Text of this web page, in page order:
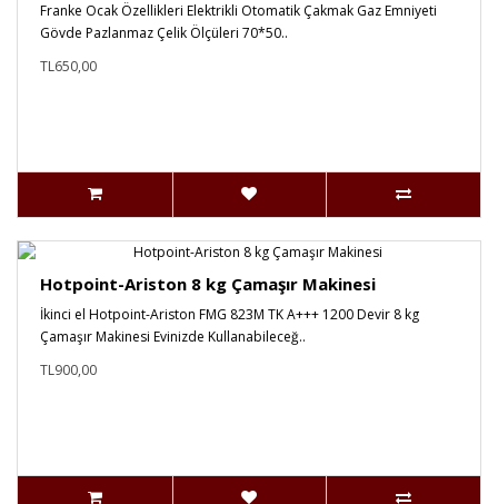
Franke Ocak Özellikleri Elektrikli Otomatik Çakmak Gaz Emniyeti
Gövde Pazlanmaz Çelik Ölçüleri 70*50..
TL650,00
Hotpoint-Ariston 8 kg Çamaşır Makinesi
İkinci el Hotpoint-Ariston FMG 823M TK A+++ 1200 Devir 8 kg
Çamaşır Makinesi Evinizde Kullanabileceğ..
TL900,00